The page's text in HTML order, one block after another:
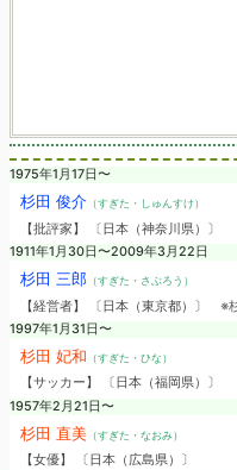
1975年1月17日〜
杉田 俊介（すぎた・しゅんすけ）
【批評家】 〔日本（神奈川県）〕
1911年1月30日〜2009年3月22日
杉田 三郎（すぎた・さぶろう）
【経営者】 〔日本（東京都）〕 ※
1997年1月31日〜
杉田 妃和 （すぎた・ひな）
【サッカー】 〔日本（福岡県）〕
1957年2月21日〜
杉田 直美（すぎた・なおみ）
【女優】 〔日本（広島県）〕